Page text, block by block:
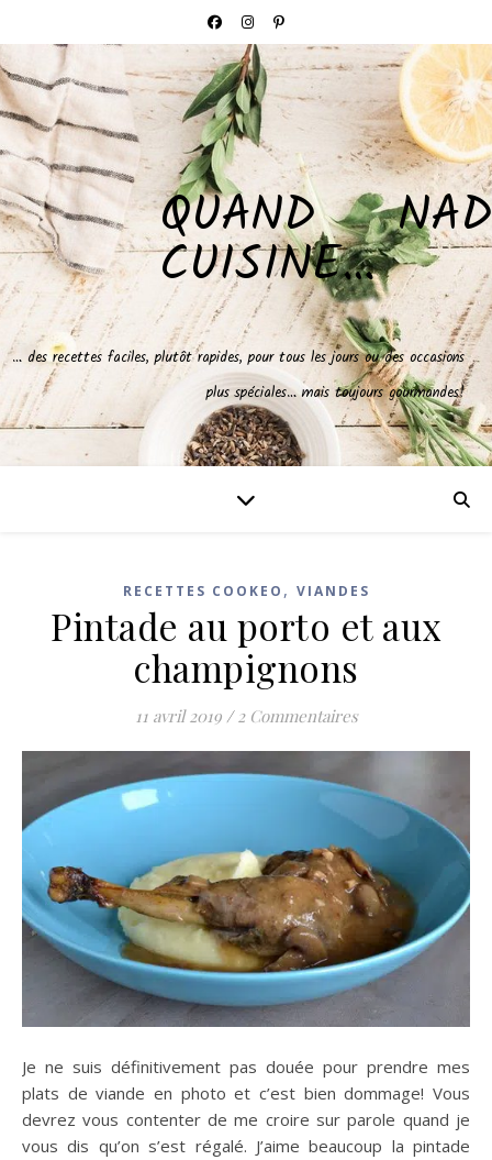
QUAND NAD
CUISINE…
… des recettes faciles, plutôt rapides, pour tous les jours ou des occasions
plus spéciales… mais toujours gourmandes!
RECETTES COOKEO , VIANDES
Pintade au porto et aux
champignons
11 avril 2019 / 2 Commentaires
Je ne suis définitivement pas douée pour prendre mes
plats de viande en photo et c’est bien dommage! Vous
devrez vous contenter de me croire sur parole quand je
vous dis qu’on s’est régalé. J’aime beaucoup la pintade